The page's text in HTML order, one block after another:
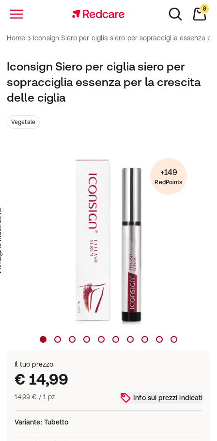
Menu
0
Home Iconsign Siero per ciglia siero per sopracciglia essenza
Iconsign Siero per ciglia siero per
sopracciglia essenza per la crescita
delle ciglia
Vegetale
+149
RedPoints
Il tuo prezzo
€ 14,99
14,99 € / 1 pz Info sui prezzi indicati
Variante: Tubetto